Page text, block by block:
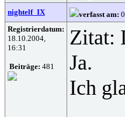
nightelf_IX verfasst am:
Registrierdatum:
18.10.2004,
16:31
Beiträge: 481
Zitat:
Ja.
Ich